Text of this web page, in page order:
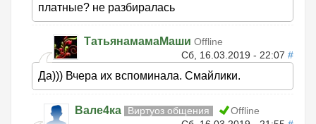
платные? не разбиралась
ТатьянамамаМаши Offline
Сб, 16.03.2019 - 22:07 #
Да))) Вчера их вспоминала. Смайлики.
Вале4ка Виртуоз общения
Offline